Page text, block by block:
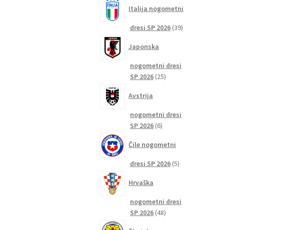
Italija nogometni
dresi SP 2026 3939
Japonska
nogometni dresi
SP 2026 2525
Avstrija
nogometni dresi
SP 2026 66
Čile nogometni
dresi SP 2026 55
Hrvaška
nogometni dresi
SP 2026 4848